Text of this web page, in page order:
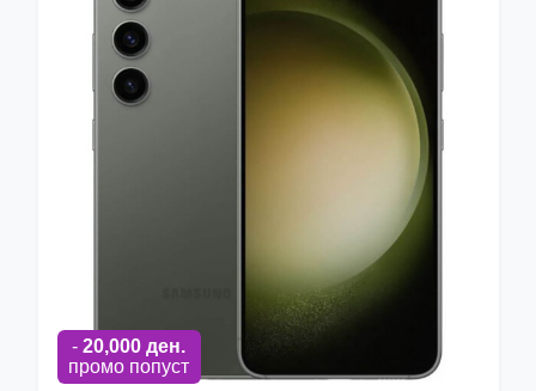
- 20,000 ден.
промо попуст